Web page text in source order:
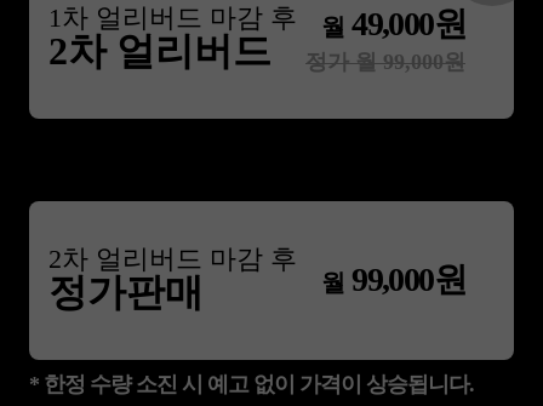
1 차 얼리버드 마감 후
2차 얼리버드
월49,000원
정가 월99,000원
2차 얼리버드 마감 후
정가판매 월 99,000원
* 한정 수량 소진 시 예고 없이 가격이 상승됩니다.